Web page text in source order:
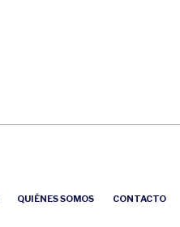
QUIÉNES SOMOS CONTACTO